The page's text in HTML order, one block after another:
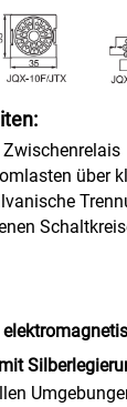
Zwischenrelais
über